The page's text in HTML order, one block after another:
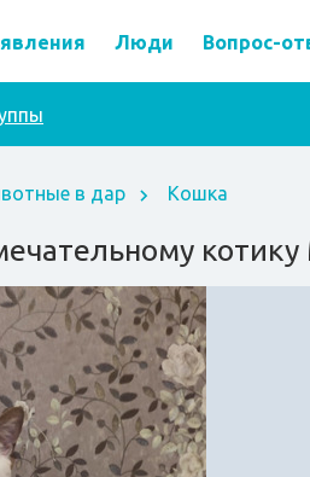
Люди Вопрос-
в дар Кошка